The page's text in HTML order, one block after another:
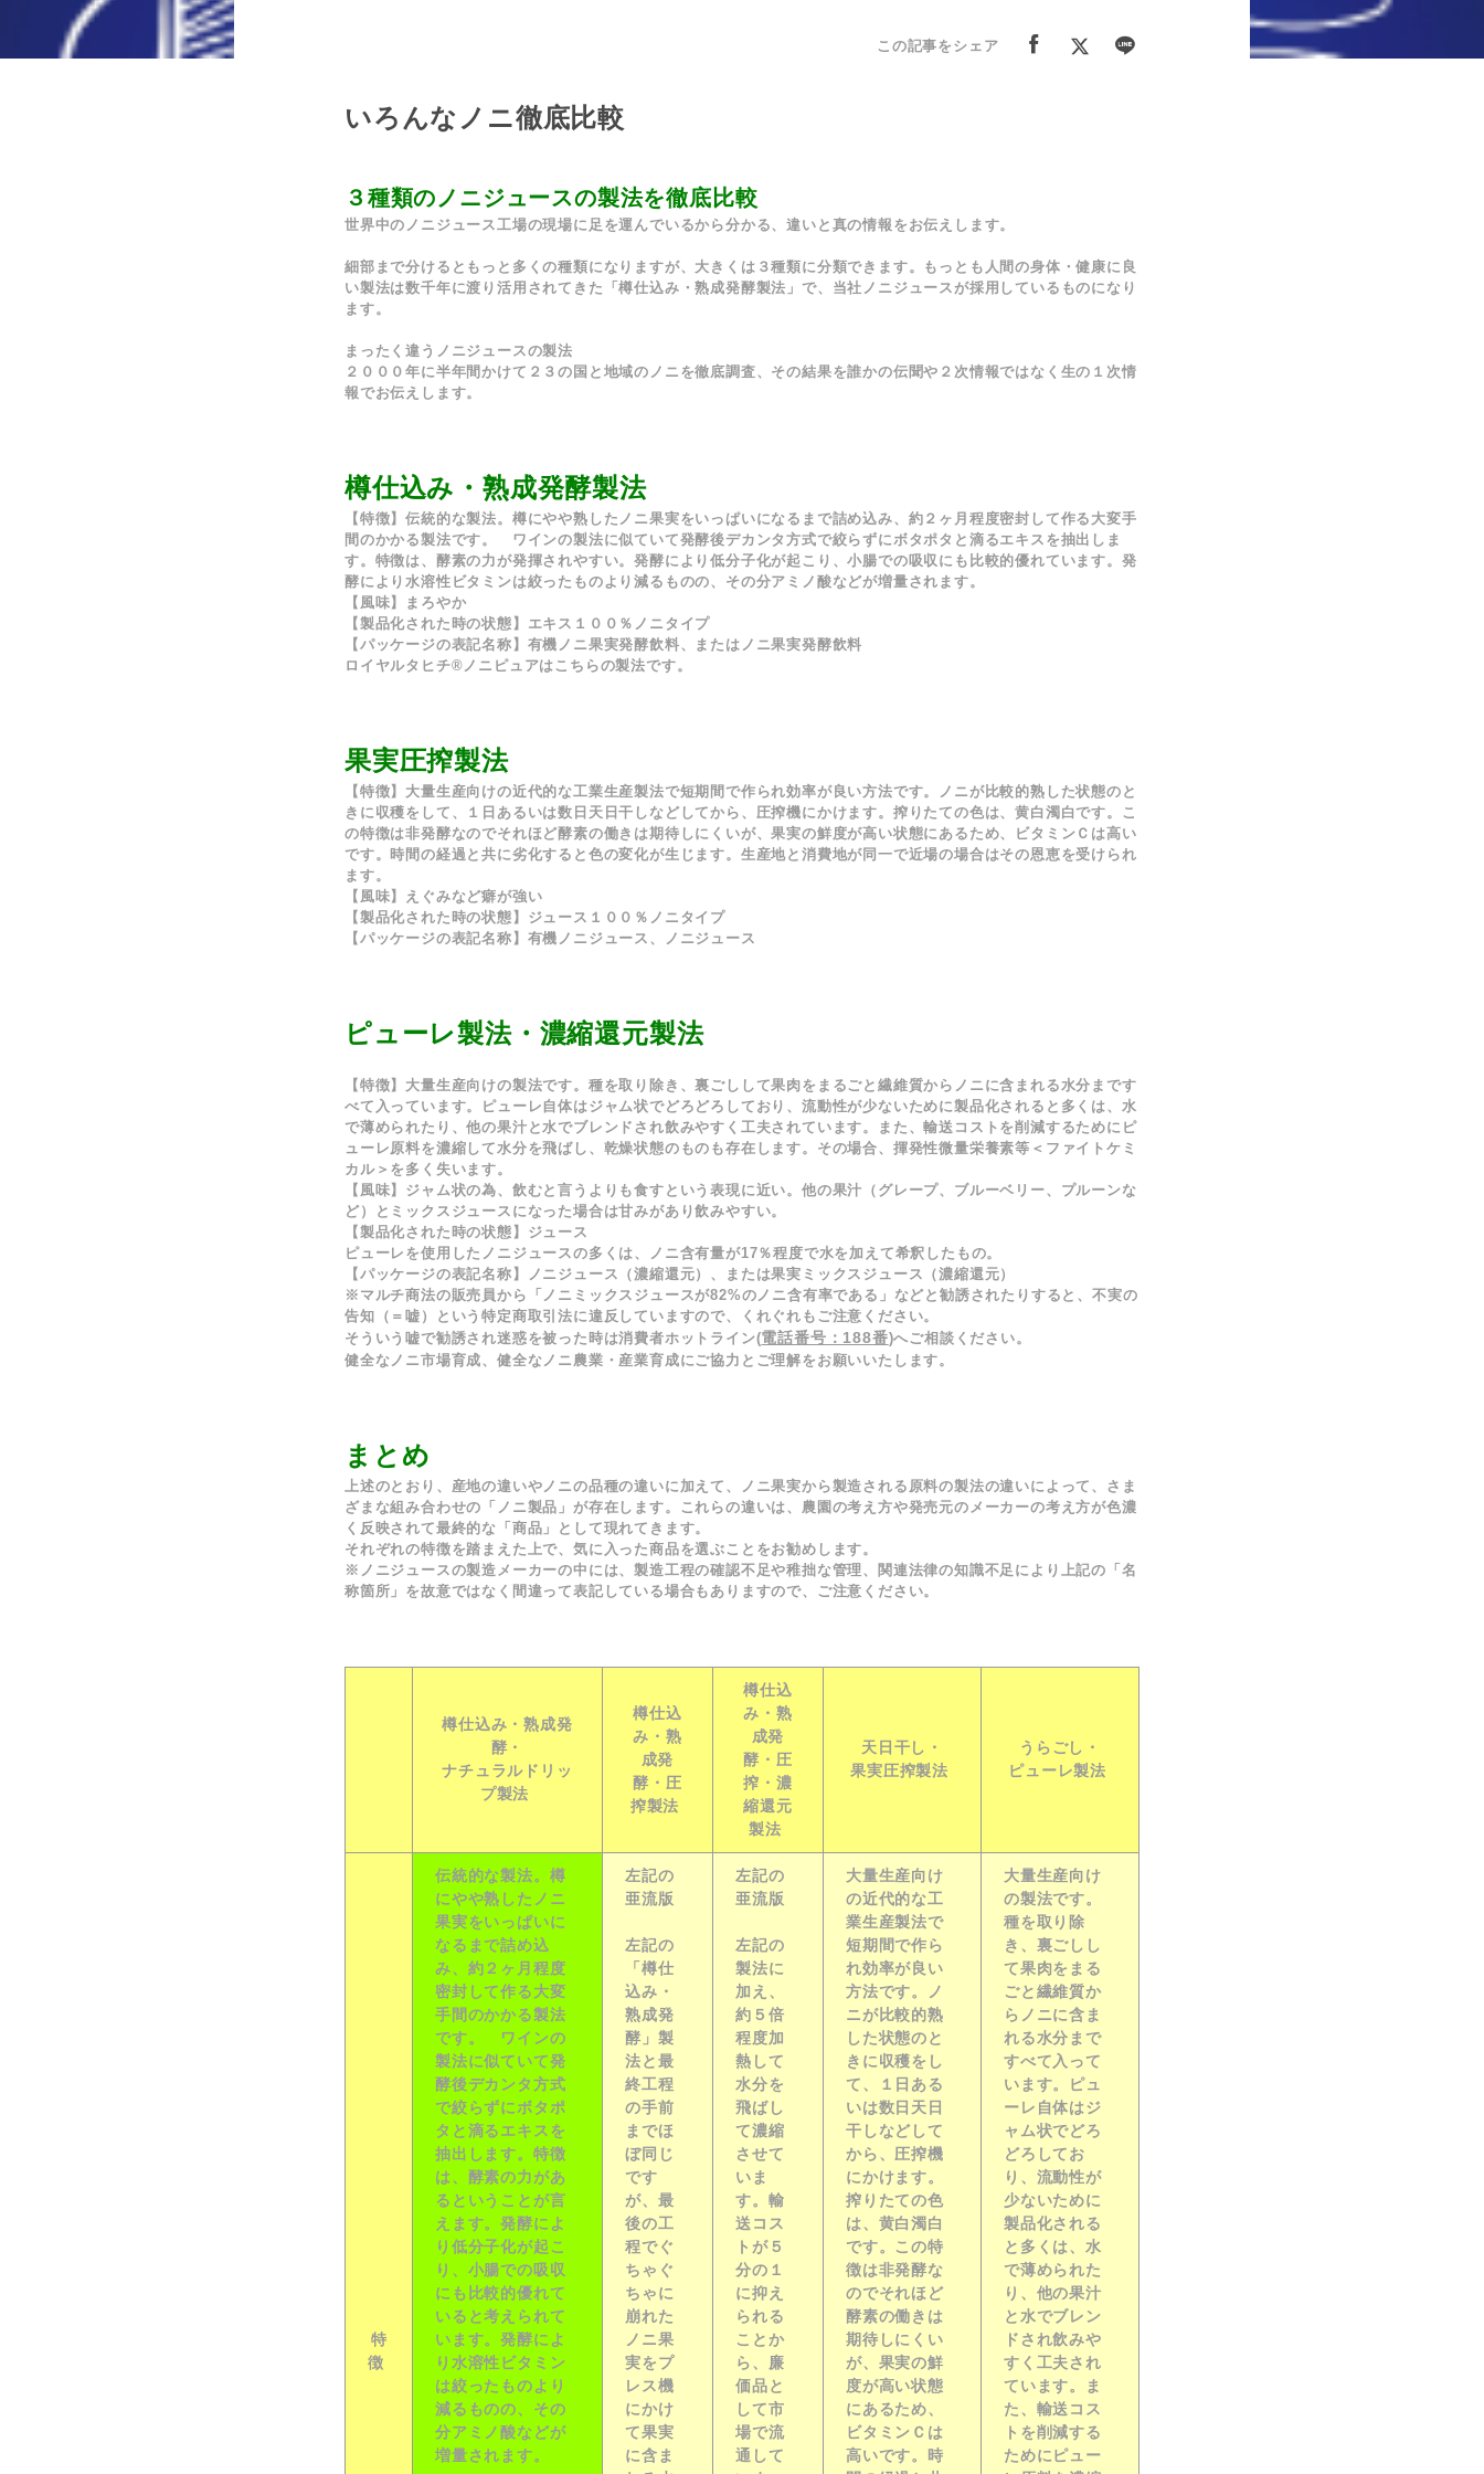
この記事をシェア
いろんなノニ徹底比較
３種類のノニジュースの製法を徹底比較
世界中のノニジュース工場の現場に足を運んでいるから分かる、違いと真の情報をお伝えします。
細部まで分けるともっと多くの種類になりますが、大きくは３種類に分類できます。もっとも人間の身体・健康に良
い製法は数千年に渡り活用されてきた「樽仕込み・熟成発酵製法」で、当社ノニジュースが採用しているものになり
ます。
まったく違うノニジュースの製法
２０００年に半年間かけて２３の国と地域のノニを徹底調査、その結果を誰かの伝聞や２次情報ではなく 生の１次情
報 でお伝えします。
樽仕込み・熟成発酵製法
【特徴】伝統的な製法。樽にやや熟したノニ果実をいっぱいになるまで詰め込み、約２ヶ月程度密封して作る大変手
間のかかる製法です。 ワインの製法に似ていて発酵後デカンタ方式で絞らずにボタポタと滴るエキスを抽出しま
す。 特徴は、酵素の力が発揮されやすい。発酵により低分子化が起こり、小腸での吸収にも比較的優れています。 発
酵により水溶性ビタミンは絞ったものより減るものの、その分アミノ酸などが増量されます。
【風味】
まろやか
【製品化された時の状態】 エキス １００％ ノニタイプ
【パッケージの表記名称】 有機ノニ果実発酵飲料、またはノニ果実発酵飲料
ロイヤルタヒチ®ノニピュアはこちらの製法です。
果実圧搾製法
【特徴】 大量生産向けの近代的な工業生産製法で短期間で作られ効率が良い方法です。ノニが比較的熟した状態のと
きに収穫をして、１日あるいは数日天日干しなどしてから、圧搾機にかけます。搾りたての色は、黄白濁白です。こ
の特徴は非発酵なのでそれほど酵素の働きは期待しにくいが、果実の鮮度が高い状態にあるため、ビタミンＣは高い
です。時間の経過と共に劣化すると色の変化が生じます。生産地と消費地が同一で近場の場合はその恩恵を受けられ
ます。
【風味】
えぐみなど癖が強い
【製品化された時の状態】 ジュース １００％ ノニタイプ
【パッケージの表記名称】 有機ノニジュース、ノニジュース
ピューレ製法・濃縮還元製法
【特徴】 大量生産向けの製法です。種を取り除き、裏ごしして果肉をまるごと繊維質からノニに含まれる水分まです
べて入っています。ピューレ自体はジャム状でどろどろしており、流動性が少ないために製品化されると多くは、 水
で薄められたり、他の果汁と水でブレンドされ飲みやすく 工夫されています。また、輸送コストを削減するためにピ
ューレ原料を濃縮して水分を飛ばし、乾燥状態のものも存在します。その場合、揮発性微量栄養素等＜ファイトケミ
カル＞を多く失います。
【風味】 ジャム状の為、飲むと言うよりも食すという表現に近い。他の果汁（グレープ、ブルーベリー、プルーンな
ど）とミックスジュースになった場合は甘みがあり飲みやすい。
【製品化された時の状態】 ジュース
ピューレを使用したノニジュースの多くは、ノニ含有量が17％程度で水を加えて希釈したもの。
【パッケージの表記名称】
ノニジュース （濃縮還元） 、または果実ミックスジュース （濃縮還元）
※マルチ商法の販売員から「ノニミックスジュースが82%のノニ含有率である」などと勧誘されたりすると、不実の
告知（＝嘘）という特定商取引法に違反していますので、くれぐれもご注意ください。
そういう嘘で勧誘され迷惑を被った時は消費者ホットライン(電話番号：188番)へご相談ください。
健全なノニ市場育成、健全なノニ農業・産業育成にご協力とご理解をお願いいたします。
まとめ
上述のとおり、産地の違いやノニの品種の違いに加えて、ノニ果実から製造される原料の製法の違いによって、さま
ざまな組み合わせの「ノニ製品」が存在します。これらの違いは、農園の考え方や発売元のメーカーの考え方が色濃
く反映されて最終的な 「商品」
として現れてきます。
それぞれの特徴を踏まえた上で、気に入った商品を選ぶことをお勧めします。
※ノニジュースの製造メーカーの中には、製造工程の確認不足や稚拙な管理、関連法律の知識不足により上記の「名
称箇所」を故意ではなく間違って表記している場合もありますので、ご注意ください。
樽仕込み・熟成発
酵・
ナチュラルドリッ
プ製法
樽仕込
み・熟
成発
酵・圧
搾製法
樽仕込
み・熟
成発
酵・圧
搾・濃
縮還元
製法
天日干し・
果実圧搾製法
うらごし・
ピューレ製法
特
徴
伝統的な製法。樽
にやや熟したノニ
果実をいっぱいに
なるまで詰め込
み、約２ヶ月程度
密封して作る大変
手間のかかる製法
です。
ワインの
製法に似ていて発
酵後デカンタ方式
で絞らずにボタポ
タと滴るエキスを
抽出します。 特徴
は、酵素の力があ
るということが言
えます。発酵によ
り低分子化が起こ
り、小腸での吸収
にも比較的優れて
いる と考えられて
います。発酵によ
り水溶性ビタミン
は絞ったものより
減るものの、その
分アミノ酸などが
増量されます。
左記の
亜流版
左記の
「樽仕
込み・
熟成発
酵」製
法と最
終工程
の手前
までほ
ぼ同じ
です
が、 最
後の工
程でぐ
ちゃぐ
ちゃに
崩れた
ノニ果
実をプ
レス機
にかけ
て果実
に含ま
左記の
亜流版
左記の
製法に
加え、
約５倍
程度加
熱して
水分を
飛ばし
て濃縮
させて
いま
す。 輸
送コス
トが５
分の１
に抑え
られる
ことか
ら、
廉
価品と
して市
場で流
通 して
大量生産向け
の近代的な工
業生産製法で
短期間で作ら
れ効率が良い
方法です。ノ
ニが比較的熟
した状態のと
きに収穫をし
て、１日ある
いは数日天日
干しなどして
から、圧搾機
にかけます。
搾りたての色
は、黄白濁白
です。この特
徴は非発酵な
のでそれほど
酵素の働きは
期待しにくい
が、 果実の鮮
度が高い状態
にあるため、
ビタミンＣは
高いです。時
大量生産向け
の製法です。
種を取り除
き、裏ごしし
て果肉をまる
ごと繊維質か
らノニに含ま
れる水分まで
すべて入って
います。ピュ
ーレ自体はジ
ャム状でどろ
どろしてお
り、流動性が
少ないために
製品化される
と多くは、 水
で薄められた
り、他の果汁
と水でブレン
ドされ飲みや
すく 工夫され
ています。ま
た、輸送コス
トを削減する
ためにピュー